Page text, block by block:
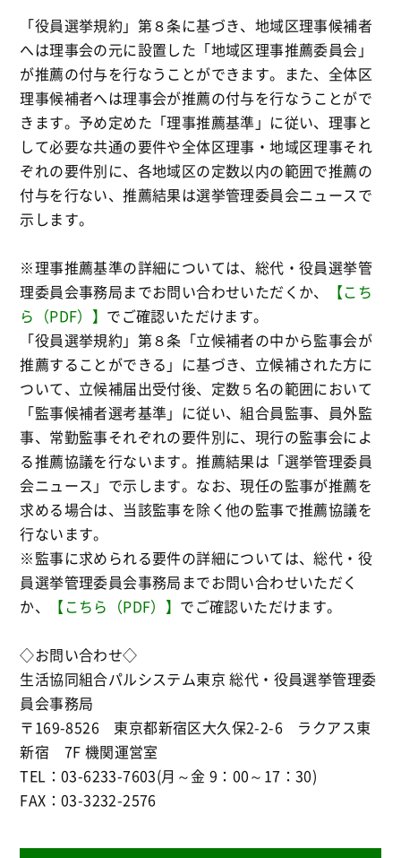
「役員選挙規約」第８条に基づき、地域区理事候補者
へは理事会の元に設置した「地域区理事推薦委員会」
が推薦の付与を行なうことができます。また、全体区
理事候補者へは理事会が推薦の付与を行なうことがで
きます。予め定めた「理事推薦基準」に従い、理事と
して必要な共通の要件や全体区理事・地域区理事それ
ぞれの要件別に、各地域区の定数以内の範囲で推薦の
付与を行ない、推薦結果は選挙管理委員会ニュースで
示します。
※理事推薦基準の詳細については、総代・役員選挙管
理委員会事務局までお問い合わせいただくか、
【こち
ら（PDF）】 でご確認いただけます。
「役員選挙規約」第８条「立候補者の中から監事会が
推薦することができる」に基づき、立候補された方に
ついて、立候補届出受付後、定数５名の範囲において
「監事候補者選考基準」に従い、組合員監事、員外監
事、常勤監事それぞれの要件別に、現行の監事会によ
る推薦協議を行ないます。推薦結果は「選挙管理委員
会ニュース」で示します。なお、現任の監事が推薦を
求める場合は、当該監事を除く他の監事で推薦協議を
行ないます。
※監事に求められる要件の詳細については、総代・役
員選挙管理委員会事務局までお問い合わせいただく
か、
【こちら（PDF）】 でご確認いただけます。
◇お問い合わせ◇
生活協同組合パルシステム東京 総代・役員選挙管理委
員会事務局
〒169-8526 東京都新宿区大久保2-2-6 ラクアス東
新宿 7F 機関運営室
TEL：03-6233-7603(月～金 9：00～17：30)
FAX：03-3232-2576